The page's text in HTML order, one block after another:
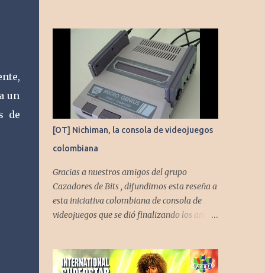
un
de
[OT] Nichiman, la consola de videojuegos
colombiana
Gracias a nuestros amigos del grupo
Cazadores de Bits , difundimos esta reseña a
esta iniciativa colombiana de consola de
videojuegos que se dió finalizando los años